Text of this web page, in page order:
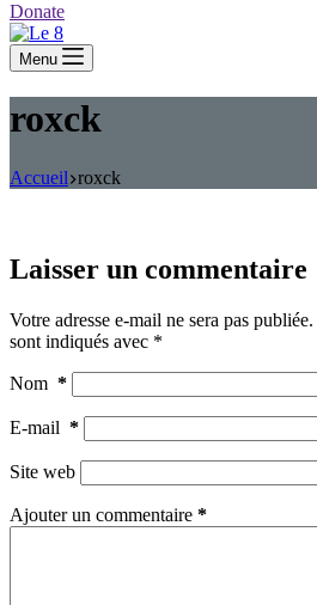
Donate
Menu
roxck
Accueil roxck
Laisser un commentaire
Votre adresse e-mail ne sera pas publiée.
sont indiqués avec *
Nom *
E-mail *
Site web
Ajouter un commentaire *